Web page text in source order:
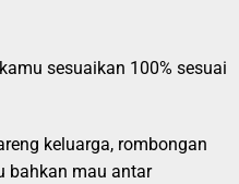
sesuaikan 100% sesuai
keluarga, rombongan
bahkan mau antar